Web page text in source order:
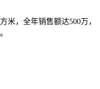
米，全年销售额达500万，